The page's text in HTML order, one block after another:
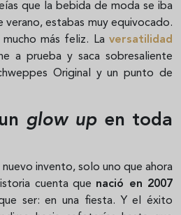
que la bebida de moda se iba
verano, estabas muy equivocado.
más feliz. La versatilidad
a prueba y saca sobresaliente
Original y un punto de
glow upen toda
nuevo invento, solo uno que ahora
cuenta que nació en 2007
ser: en una fiesta. Y el éxito